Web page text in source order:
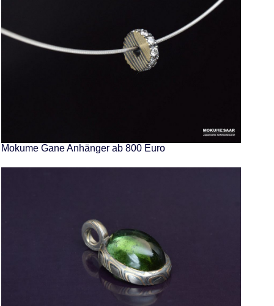
Mokume Gane Anhänger ab 800 Euro